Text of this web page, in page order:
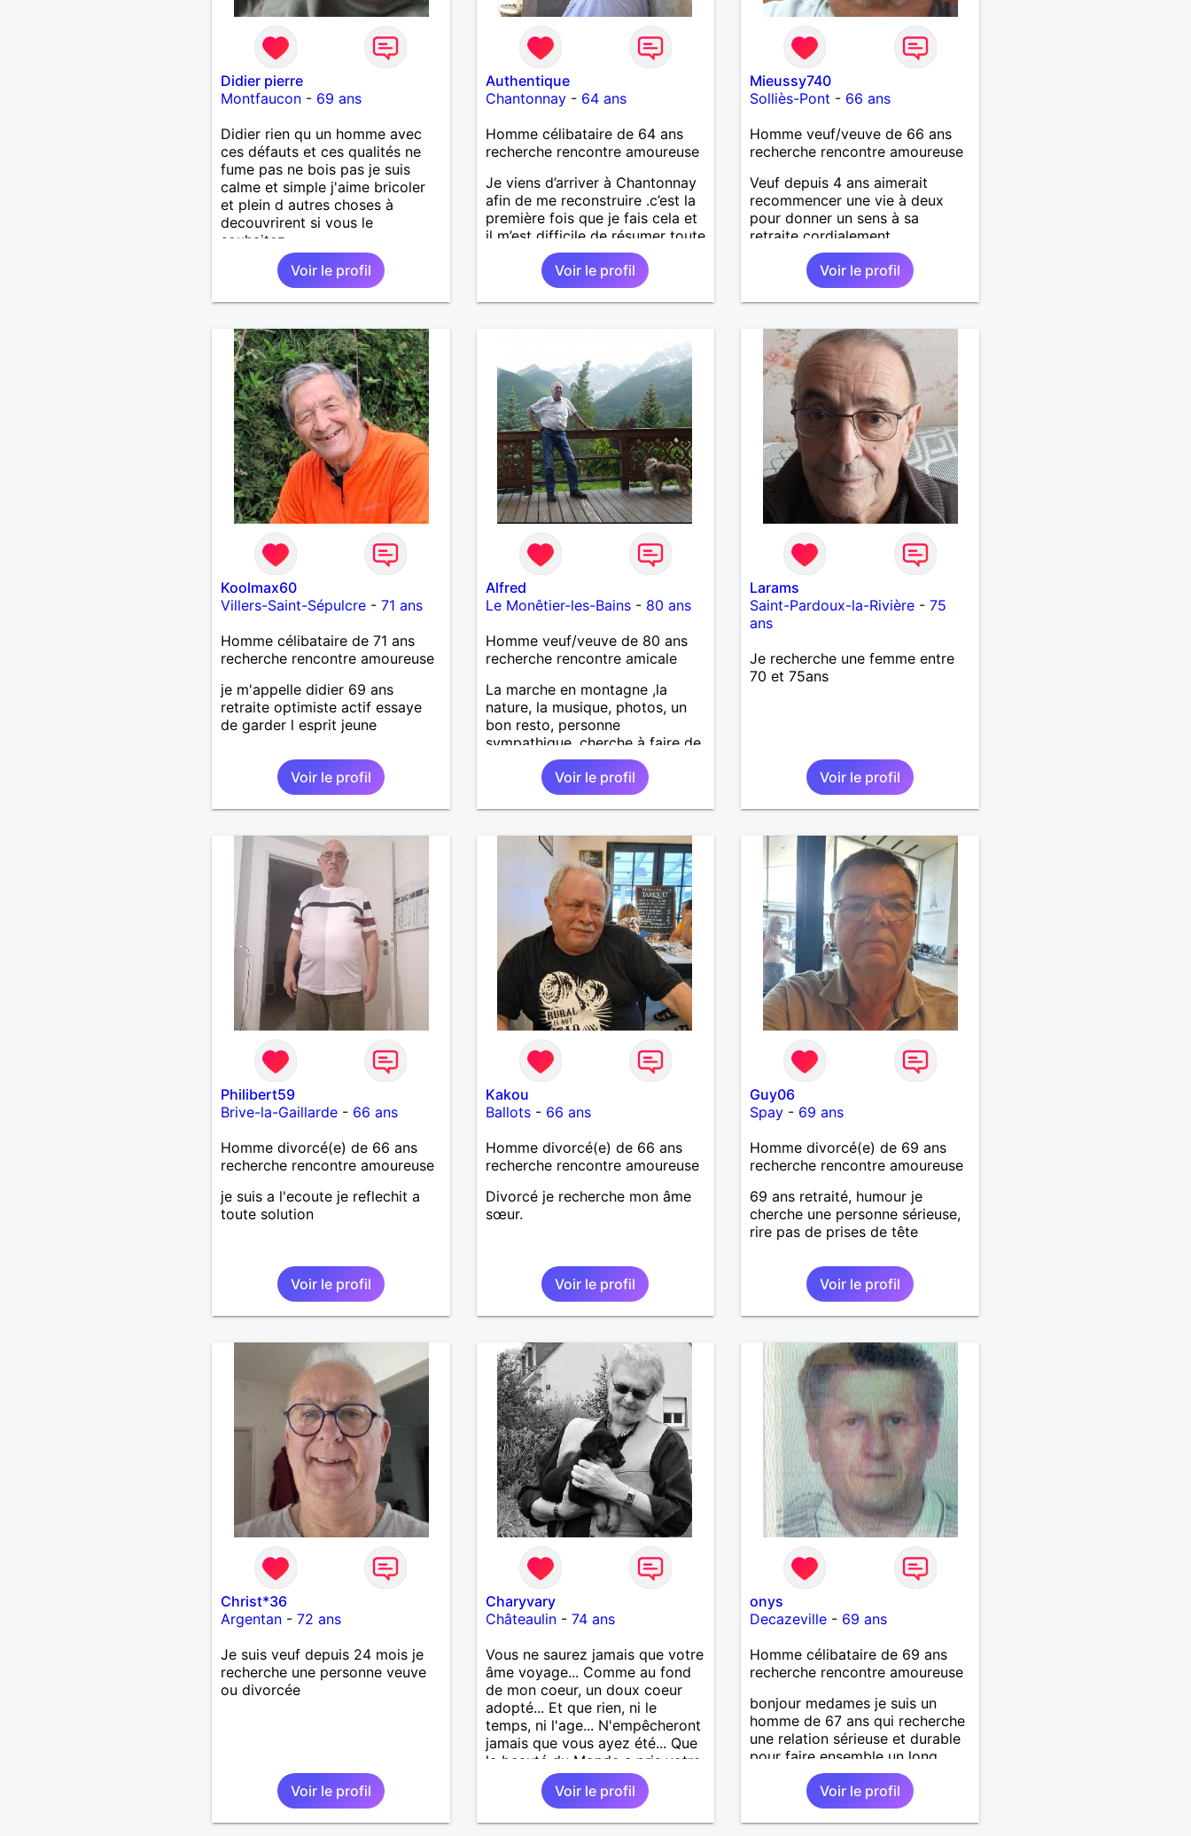
Didier pierre
Montfaucon- 69 ans
Didier rien qu un homme avec
ces défauts et ces qualités ne
fume pas ne bois pas je suis
calme et simple j'aime bricoler
et plein d autres choses à
decouvrirent si vous le
souhaitez
Voir le profil
Authentique
Chantonnay- 64 ans
Homme célibataire de 64 ans
recherche rencontre amoureuse
Je viens d’arriver à Chantonnay
afin de me reconstruire .c’est la
première fois que je fais cela et
il m’est difficile de résumer toute
une vie.je suis à la retraite et
aujourd’hui c’est mon
anniversaire !J’aimerais
rencontrer quelqu’un qui partage
Voir le profil
Mieussy740
Solliès-Pont - 66 ans
Homme veuf/veuve de 66 ans
recherche rencontre amoureuse
Veuf depuis 4 ans aimerait
recommencer une vie à deux
pour donner un sens à sa
retraite cordialement
Voir le profil
Koolmax60
Villers-Saint-Sépulcre- 71 ans
Homme célibataire de 71 ans
recherche rencontre amoureuse
je m'appelle didier 69 ans
retraite optimiste actif essaye
de garder l esprit jeune
Voir le profil
Alfred
Le Monêtier-les-Bains- 80 ans
Homme veuf/veuve de 80 ans
recherche rencontre amicale
La marche en montagne ,la
nature, la musique, photos, un
bon resto, personne
sympathique, cherche à faire de
nouvelles connaissances .
Voir le profil
Larams
Saint-Pardoux-la-Rivière -75
ans
Je recherche une femme entre
70 et 75ans
Voir le profil
Philibert59
Brive-la-Gaillarde- 66 ans
Homme divorcé(e) de 66 ans
recherche rencontre amoureuse
je suis a l'ecoute je reflechit a
toute solution
Voir le profil
Kakou
Ballots- 66 ans
Homme divorcé(e) de 66 ans
recherche rencontre amoureuse
Divorcé je recherche mon âme
sœur.
Voir le profil
Guy06
Spay - 69 ans
Homme divorcé(e) de 69 ans
recherche rencontre amoureuse
69 ans retraité, humour je
cherche une personne sérieuse,
rire pas de prises de tête
Voir le profil
Christ*36
Argentan- 72 ans
Je suis veuf depuis 24 mois je
recherche une personne veuve
ou divorcée
Voir le profil
Charyvary
Châteaulin- 74 ans
Vous ne saurez jamais que votre
âme voyage... Comme au fond
de mon coeur, un doux coeur
adopté... Et que rien, ni le
temps, ni l'age... N'empêcheront
jamais que vous ayez été... Que
la beauté du Monde a pris votre
visage... Vous ne saurez jamais
que j’emporte votre âme...
Comme une lampe d’or qui
Voir le profil
onys
Decazeville - 69 ans
Homme célibataire de 69 ans
recherche rencontre amoureuse
bonjour medames je suis un
homme de 67 ans qui recherche
une relation sérieuse et durable
pour faire ensemble un long
chemin avec tout le bonheur de
l'amour qu'on saura se donner.
Voir le profil